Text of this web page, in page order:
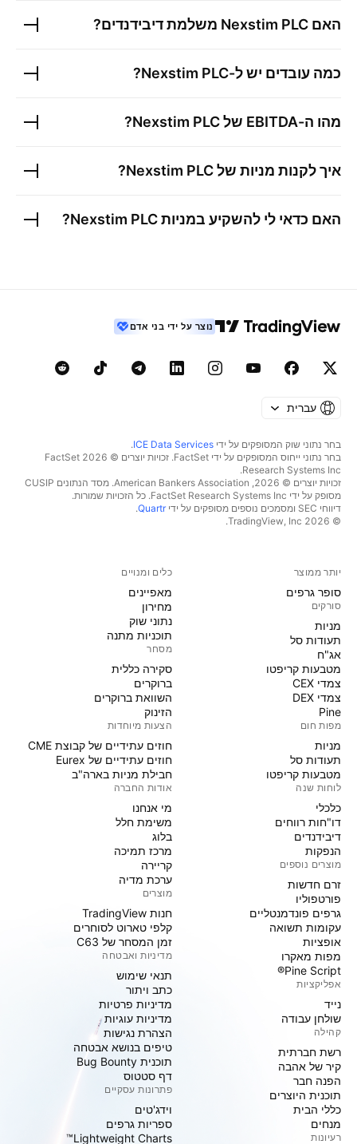
האם Nexstim PLC משלמת דיבידנדים?
כמה עובדים יש ל-Nexstim PLC
?
מהו ה-EBITDA של Nexstim PLC
?
איך לקנות מניות שלNexstim PLC
?
האם כדאי לי להשקיע במניותNexstim PLC
?
נוצר על ידי בני אדם
עברית
בחר נתוני שוק המסופקים על ידי ICE Data Services
.
בחר נתוני ייחוס המסופקים על ידי FactSet. זכויות יוצרים © 2026 ‏FactSet
Research Systems Inc.‏
זכויות יוצרים © 2026, ‏American Bankers Association. מסד הנתונים CUSIP
מסופק על ידי FactSet Research Systems Inc. כל הזכויות שמורות.
דיווחי SEC ומסמכים נוספים מסופקים על ידי
Quartr
.
© 2026 ‏TradingView, Inc.‏
יותר ממוצר
סופר גרפים
סורקים
מניות‏
תעודות סל
אג"ח
מטבעות קריפטו
צמדי CEX
צמדי DEX
Pine
מפות חום
מניות‏
תעודות סל
מטבעות קריפטו
לוחות שנה
כלכלי
דו"חות רווחים
דיבידנדים
הנפקות
מוצרים נוספים
זרם חדשות
פורטפוליו
גרפים פונדמנטליים
עקומות תשואה
אופציות
מפות מאקרו
Pine Script®
אפליקציות
נייד
שולחן עבודה
קהילה
רשת חברתית
קיר של אהבה
הפנה חבר
תוכנית היוצרים
כללי הבית
מנחים
רעיונות
כלים ומנויים
מאפיינים
מחירון
נתוני שוק
תוכניות מתנה
מסחר
סקירה כללית
ברוקרים
השוואת ברוקרים
הזינוק
הצעות מיוחדות
חוזים עתידיים של קבוצת CME
חוזים עתידיים של Eurex
חבילת מניות בארה"ב
אודות החברה
מי אנחנו
משימת חלל
בלוג
מרכז תמיכה
קריירה
ערכת מדיה
מוצרים
חנות TradingView
קלפי טארוט לסוחרים
זמן המסחר של C63
מדיניות ואבטחה
תנאי שימוש
כתב ויתור
מדיניות פרטיות
מדיניות עוגיות
הצהרת נגישות
טיפים בנושא אבטחה
תוכנית Bug Bounty
דף סטטוס
פתרונות עסקיים
וידג'טים
ספריות גרפים
Lightweight Charts™